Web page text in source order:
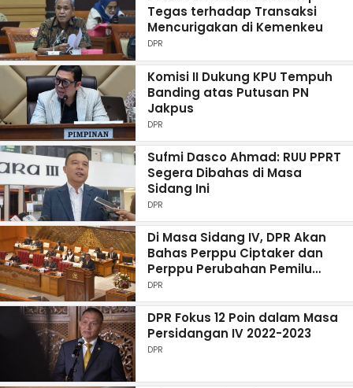
Tegas terhadap Transaksi
Mencurigakan di Kemenkeu
DPR
Komisi II Dukung KPU Tempuh
Banding atas Putusan PN
Jakpus
DPR
Sufmi Dasco Ahmad: RUU PPRT
Segera Dibahas di Masa
Sidang Ini
DPR
Di Masa Sidang IV, DPR Akan
Bahas Perppu Ciptaker dan
Perppu Perubahan Pemilu
Jadi UU
DPR
DPR Fokus 12 Poin dalam Masa
Persidangan IV 2022-2023
DPR